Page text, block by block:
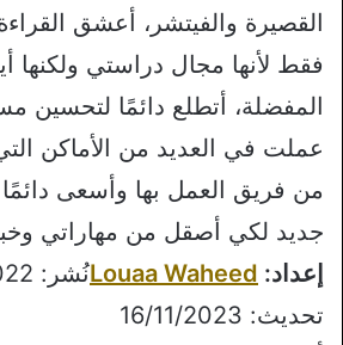
القصيرة والفيتشر، أعشق
فقط لأنها مجال دراستي ولكنها
المفضلة، أتطلع دائمًا لتحسين
عملت في العديد من الأماكن
من فريق العمل بها وأسعى
جديد لكي أصقل من مهاراتي
إعداد: Louaa Waheed
تحديث: 16/11/2023